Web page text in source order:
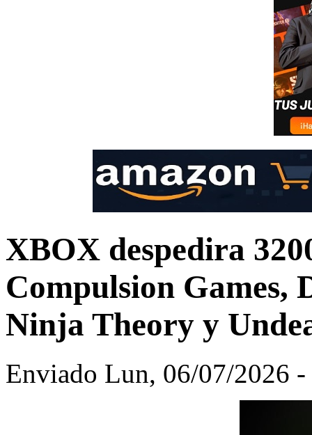
XBOX despedira
Compulsion Games,
Ninja Theory y
Enviado Lun, 06/07/2026